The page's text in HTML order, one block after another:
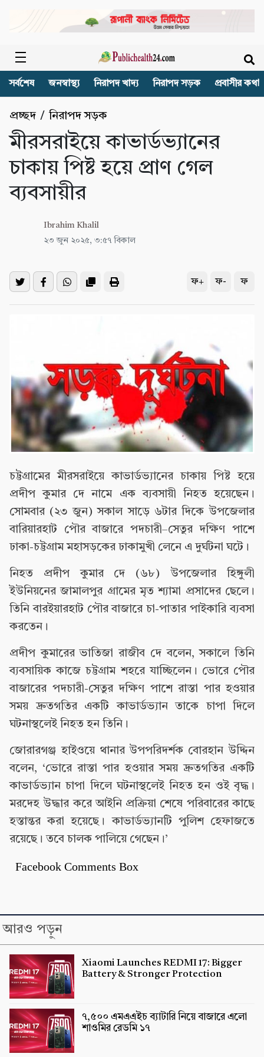
সর্বশেষ জনস্বাস্থ্য নিরাপদ খাদ্য নিরাপদ সড়ক প্রবাসীর কথা
প্রচ্ছদ /নিরাপদ সড়ক
মীরসরাইয়ে কাভার্ডভ্যানের
চাকায় পিষ্ট হয়ে প্রাণ গেল
ব্যবসায়ীর
Ibrahim Khalil
২৩ জুন ২০২৫, ৩:৫৭ বিকাল
ফ+ ফ- ফ
চট্টগ্রামের মীরসরাইয়ে কাভার্ডভ্যানের চাকায় পিষ্ট হয়ে
প্রদীপ কুমার দে নামে এক ব্যবসায়ী নিহত হয়েছেন।
সোমবার (২৩ জুন) সকাল সাড়ে ৬টার দিকে উপজেলার
বারিয়ারহাট পৌর বাজারে পদচারী–সেতুর দক্ষিণ পাশে
ঢাকা-চট্টগ্রাম মহাসড়কের ঢাকামুখী লেনে এ দুর্ঘটনা ঘটে।
নিহত প্রদীপ কুমার দে (৬৮) উপজেলার হিঙ্গুলী
ইউনিয়নের জামালপুর গ্রামের মৃত শ্যামা প্রসাদের ছেলে।
তিনি বারইয়ারহাট পৌর বাজারে চা-পাতার পাইকারি ব্যবসা
করতেন।
প্রদীপ কুমারের ভাতিজা রাজীব দে বলেন, সকালে তিনি
ব্যবসায়িক কাজে চট্টগ্রাম শহরে যাচ্ছিলেন। ভোরে পৌর
বাজারের পদচারী-সেতুর দক্ষিণ পাশে রাস্তা পার হওয়ার
সময় দ্রুতগতির একটি কাভার্ডভ্যান তাকে চাপা দিলে
ঘটনাস্থলেই নিহত হন তিনি।
জোরারগঞ্জ হাইওয়ে থানার উপপরিদর্শক বোরহান উদ্দিন
বলেন, ‘ভোরে রাস্তা পার হওয়ার সময় দ্রুতগতির একটি
কাভার্ডভ্যান চাপা দিলে ঘটনাস্থলেই নিহত হন ওই বৃদ্ধ।
মরদেহ উদ্ধার করে আইনি প্রক্রিয়া শেষে পরিবারের কাছে
হস্তান্তর করা হয়েছে। কাভার্ডভ্যানটি পুলিশ হেফাজতে
রয়েছে। তবে চালক পালিয়ে গেছেন।’
Facebook Comments Box
আরও পড়ুন
Xiaomi Launches REDMI 17: Bigger
Battery & Stronger Protection
৭,৫০০ এমএএইচ ব্যাটারি নিয়ে বাজারে এলো
শাওমির রেডমি ১৭